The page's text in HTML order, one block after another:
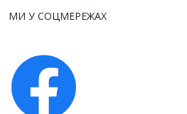
МИ У СОЦМЕРЕЖАХ